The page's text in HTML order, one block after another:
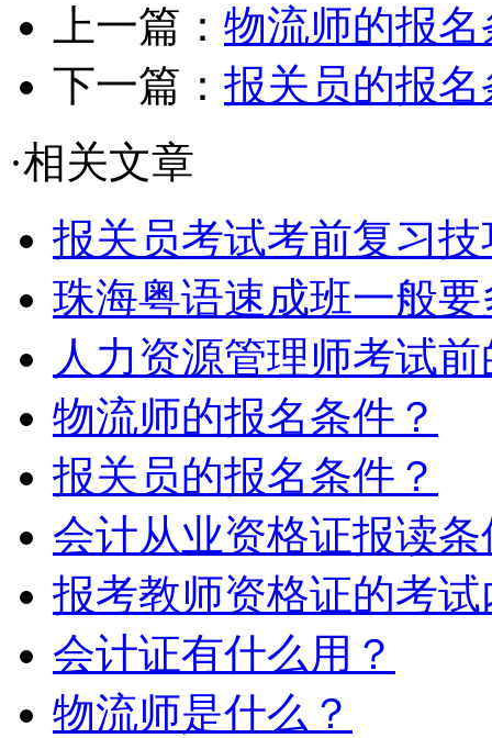
上一篇： 物流师的报
下一篇： 报关员的报
·相关文章
报关员考试考前复习技
珠海粤语速成班一般
人力资源管理师考试
物流师的报名条件？
报关员的报名条件？
会计从业资格证报读条
报考教师资格证的考
会计证有什么用？
物流师是什么？